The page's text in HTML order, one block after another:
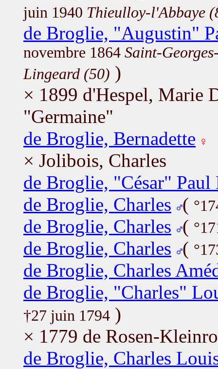
juin 1940 Thieulloy-l'Abbaye
de Broglie, "Augustin"
novembre 1864 Saint-
Lingeard (50) )
× 1899 d'Hespel, Marie
"Germaine"
de Broglie, Bernadette
× Jolibois, Charles
de Broglie, "César" Paul
de Broglie, Charles (
de Broglie, Charles (
de Broglie, Charles (
de Broglie, Charles
de Broglie, "Charles"
†27 juin 1794 )
× 1779 de Rosen-
de Broglie, Charles